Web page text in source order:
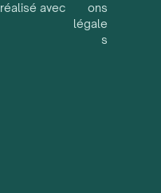
avec
ons
légale
s